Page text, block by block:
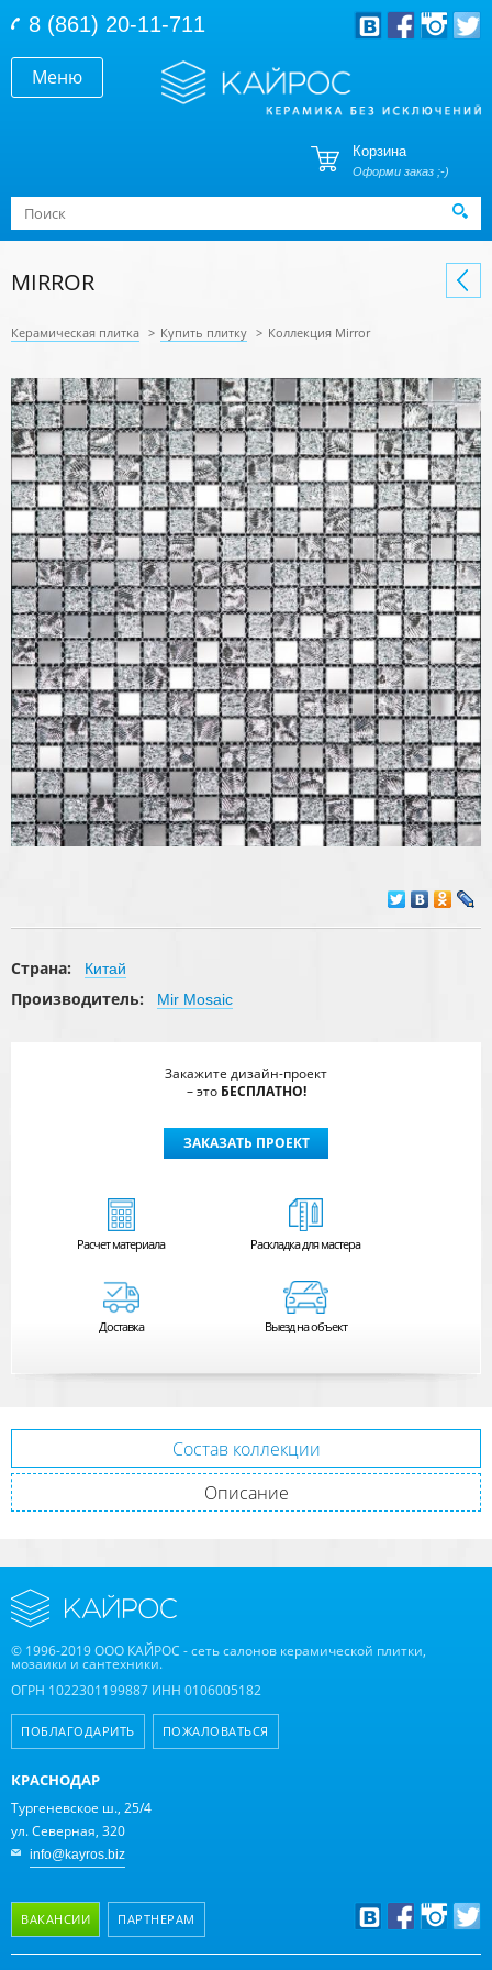
Меню
8 (861) 20-11-711
Корзина
Оформи заказ ;-)
Форма поиска
Поиск
MIRROR
Керамическая плитка > Купить плитку > Коллекция Mirror
Страна: Китай
Производитель: Mir Mosaic
Закажите дизайн-проект
– это БЕСПЛАТНО!
ЗАКАЗАТЬ ПРОЕКТ
Расчетматериала Раскладка для мастера
Доставка Выезд на объект
Состав коллекции
Описание
© 1996-2019 ООО КАЙРОС - сеть салонов керамической плитки,
мозаики и сантехники.
ОГРН 1022301199887 ИНН 0106005182
ПОБЛАГОДАРИТЬ ПОЖАЛОВАТЬСЯ
КРАСНОДАР
Тургеневское ш., 25/4
ул. Северная, 320
info@kayros.biz
ВАКАНСИИ ПАРТНЕРАМ